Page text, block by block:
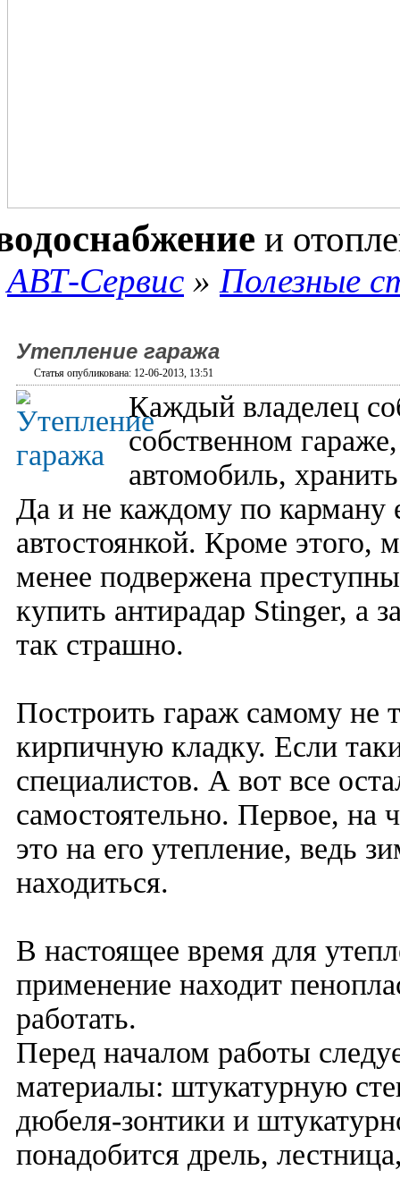
и
АВТ-Сервис » Полезные
Утепление гаража
Статья опубликована: 12-06-2013, 13:51
Каждый владелец
собственном
автомобиль,
Да и не каждому по карману
автостоянкой. Кроме этого,
менее подвержена
купить антирадар Stinger, а
так страшно.
Построить гараж самому не
кирпичную кладку. Если
специалистов. А вот все
самостоятельно. Первое, на
это на его утепление, ведь
находиться.
В настоящее время для
применение находит
работать.
Перед началом работы
материалы: штукатурную
дюбеля-зонтики и
понадобится дрель,